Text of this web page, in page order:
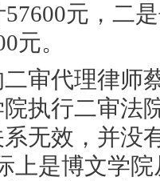
元，二
元。
代理律师
执行二审法
无效，并没
上是博文学